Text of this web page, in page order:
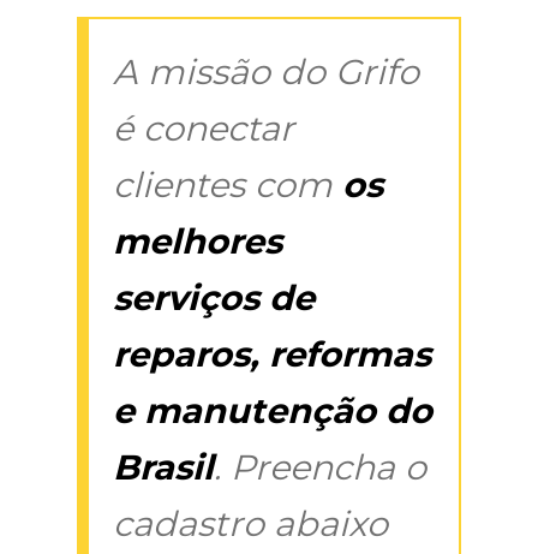
A missão do Grifo
é conectar
clientes com os
melhores
serviços de
reparos, reformas
e manutenção do
Brasil. Preencha o
cadastro abaixo